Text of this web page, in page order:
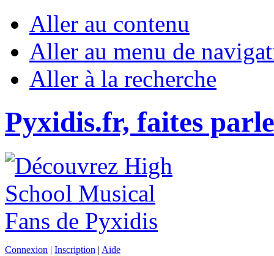
Aller au contenu
Aller au menu de
Aller à la recherche
Pyxidis.fr, faites
Connexion | Inscription | Aide